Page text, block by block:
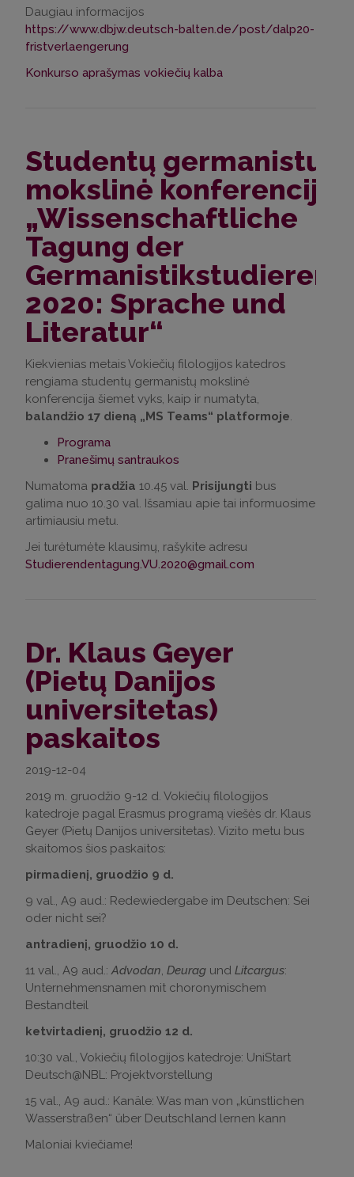
Daugiau informacijos
https://www.dbjw.deutsch-balten.de/post/dalp20-
fristverlaengerung
Konkurso aprašymas vokiečių kalba
Studentų germanistų
mokslinė konferencija
„Wissenschaftliche
Tagung der
2020: Sprache und
Literatur“
Kiekvienias metais Vokiečių filologijos katedros
rengiama studentų germanistų mokslinė
konferencija šiemet vyks, kaip ir numatyta,
balandžio 17 dieną „MS Teams“ platformoje.
Programa
Pranešimų santraukos
Numatoma pradžia 10.45 val. Prisijungti bus
galima nuo 10.30 val. Išsamiau apie tai informuosime
artimiausiu metu.
Jei turėtumėte klausimų, rašykite adresu
Studierendentagung.VU.2020@gmail.com
Dr. Klaus Geyer
(Pietų Danijos
universitetas)
paskaitos
2019-12-04
2019 m. gruodžio 9-12 d. Vokiečių filologijos
katedroje pagal Erasmus programą viešės dr. Klaus
Geyer (Pietų Danijos universitetas). Vizito metu bus
skaitomos šios paskaitos:
pirmadienį, gruodžio 9 d.
9 val., A9 aud.: Redewiedergabe im Deutschen: Sei
oder nicht sei?
antradienį, gruodžio 10 d.
11 val., A9 aud.:Advodan, Deurag und Litcargus:
Unternehmensnamen mit choronymischem
Bestandteil
ketvirtadienį, gruodžio 12 d.
10:30 val., Vokiečių filologijos katedroje: UniStart
Deutsch@NBL: Projektvorstellung
15 val., A9 aud.: Kanäle: Was man von „künstlichen
Wasserstraßen“ über Deutschland lernen kann
Maloniai kviečiame!